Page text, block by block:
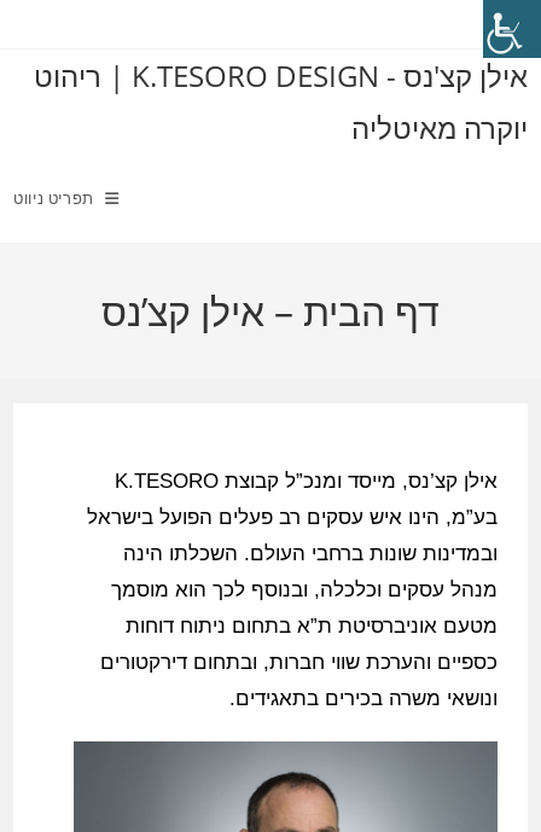
אילן קצ'נס - K.TESORO DESIGN | ריהוט
יוקרה מאיטליה
תפריט ניווט
דף הבית – אילן קצ’נס
אילן קצ’נס, מייסד ומנכ”ל קבוצת K.TESORO
בע”מ, הינו איש עסקים רב פעלים הפועל בישראל
ובמדינות שונות ברחבי העולם. השכלתו הינה
מנהל עסקים וכלכלה, ובנוסף לכך הוא מוסמך
מטעם אוניברסיטת ת”א בתחום ניתוח דוחות
כספיים והערכת שווי חברות, ובתחום דירקטורים
ונושאי משרה בכירים בתאגידים.